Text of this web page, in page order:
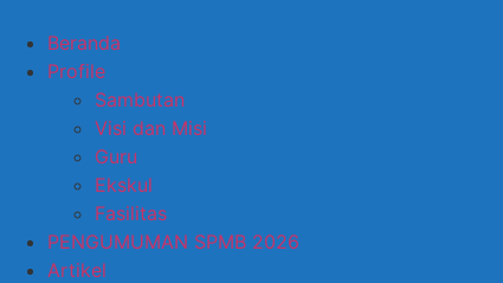
content
Beranda
Profile
Sambutan
Visi dan Misi
Guru
Ekskul
Fasilitas
PENGUMUMAN SPMB 2026
Artikel